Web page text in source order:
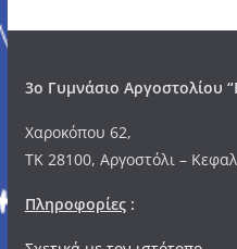
3o Γυμνάσιο Αργοστολίου
Χαροκόπου 62,
ΤΚ 28100, Αργοστόλι –
Πληροφορίες: